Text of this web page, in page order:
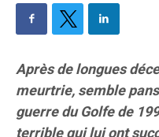
Après de longues
meurtrie, semble
guerre du Golfe de